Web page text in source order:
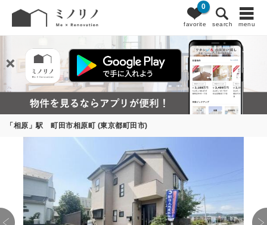
favorite
0
search menu
「相原」駅 町田市相原町 (東京都町田市)